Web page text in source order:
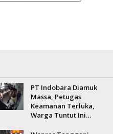
PT Indobara Diamuk
Massa, Petugas
Keamanan Terluka,
Warga Tuntut Ini…